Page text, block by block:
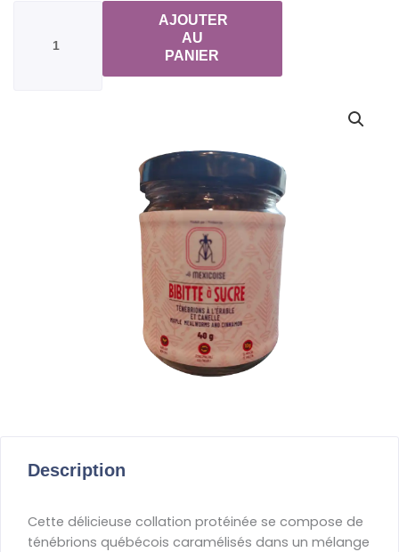
AJOUTER
AU
PANIER
Description
Cette délicieuse collation protéinée se compose de
ténébrions québécois caramélisés dans un mélange